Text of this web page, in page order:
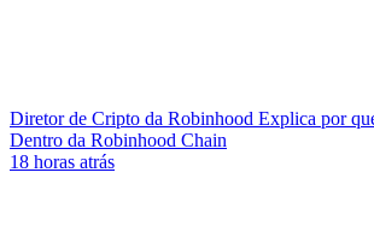
Diretor de Cripto da Robinhood Explica por
Dentro da Robinhood Chain
18 horas atrás